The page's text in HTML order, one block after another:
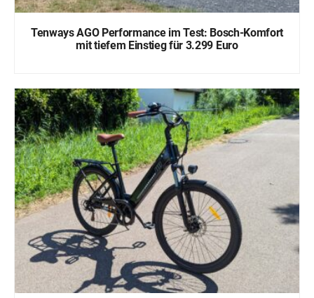
Tenways AGO Performance im Test: Bosch-Komfort
mit tiefem Einstieg für 3.299 Euro